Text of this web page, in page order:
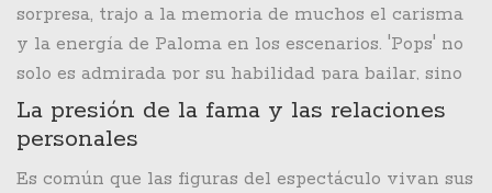
embargo, su historia de amor estuvo marcada por
el respeto mutuo y el cariño genuino que se tenían.
sorpresa, trajo a la memoria de muchos el carisma
y la energía de Paloma en los escenarios. 'Pops' no
solo es admirada por su habilidad para bailar, sino
también por su simpatía y cercanía con el público,
lo que la ha mantenido en el corazón de sus
La presión de la fama y las relaciones
personales
Es común que las figuras del espectáculo vivan sus